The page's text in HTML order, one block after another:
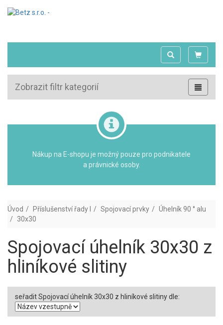
Zobrazit filtr kategorií
Nákup na E-shopu je možný pouze pro podnikatele
a právnické osoby.
Úvod Příslušenství řady I Spojovací prvky
Úhelník 90 ° alu
30x30
Spojovací úhelník 30x30 z
hliníkové slitiny
seřadit Spojovací úhelník 30x30 z hliníkové slitiny dle: